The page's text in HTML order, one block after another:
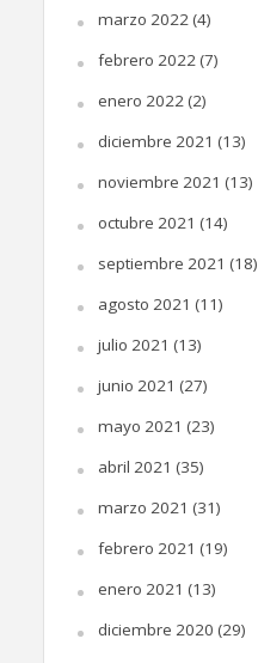
marzo 2022(4)
febrero 2022(7)
enero 2022(2)
diciembre 2021 (13)
noviembre 2021 (13)
octubre 2021 (14)
septiembre 2021 (18)
agosto 2021 (11)
julio 2021 (13)
junio 2021 (27)
mayo 2021 (23)
abril 2021 (35)
marzo 2021 (31)
febrero 2021 (19)
enero 2021 (13)
diciembre 2020 (29)